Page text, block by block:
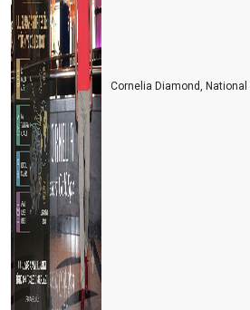
Cornelia Diamond, National